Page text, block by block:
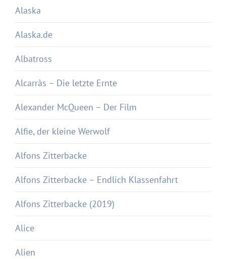
Alaska
Alaska.de
Albatross
Alcarràs – Die letzte Ernte
Alexander McQueen – Der Film
Alfie, der kleine Werwolf
Alfons Zitterbacke
Alfons Zitterbacke – Endlich Klassenfahrt
Alfons Zitterbacke (2019)
Alice
Alien